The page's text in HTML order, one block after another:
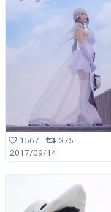
1567
375
2017/09/14